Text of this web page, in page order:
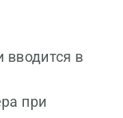
вводится в
при